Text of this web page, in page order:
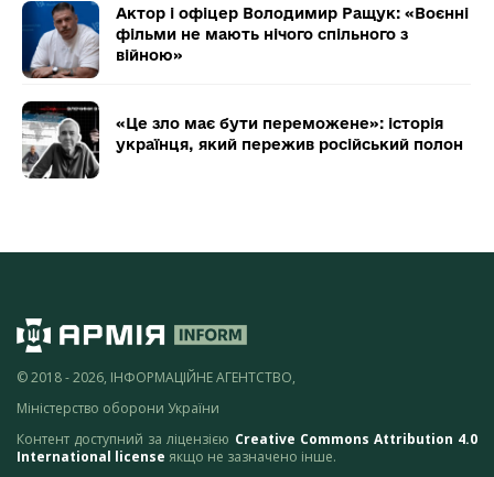
Актор і офіцер Володимир Ращук: «Воєнні
фільми не мають нічого спільного з
війною»
«Це зло має бути переможене»: історія
українця, який пережив російський полон
© 2018 - 2026, ІНФОРМАЦІЙНЕ АГЕНТСТВО,
Міністерство оборони України
Контент доступний за ліцензією Creative Commons Attribution 4.0
International license якщо не зазначено інше.